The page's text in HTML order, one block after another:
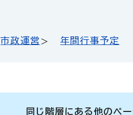
市政運営 年間行事予定
同じ階層にある他のペ